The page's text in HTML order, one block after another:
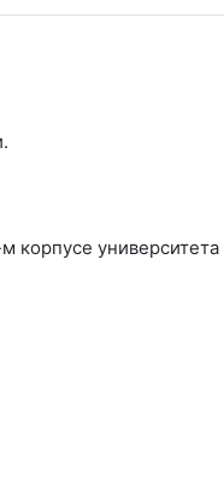
университета